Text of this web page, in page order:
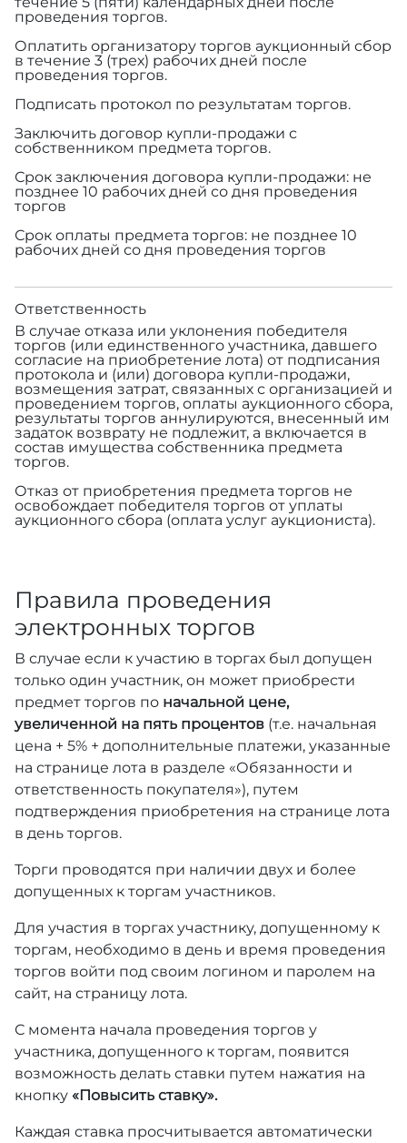
проведения торгов.
Оплатить организатору торгов аукционный сбор
в течение 3 (трех) рабочих дней после
проведения торгов.
Подписать протокол по результатам торгов.
Заключить договор купли-продажи с
собственником предмета торгов.
Срок заключения договора купли-продажи: не
позднее 10 рабочих дней со дня проведения
торгов
Срок оплаты предмета торгов: не позднее 10
рабочих дней со дня проведения торгов
Ответственность
В случае отказа или уклонения победителя
торгов (или единственного участника, давшего
согласие на приобретение лота) от подписания
протокола и (или) договора купли-продажи,
возмещения затрат, связанных с организацией и
проведением торгов, оплаты аукционного сбора,
результаты торгов аннулируются, внесенный им
задаток возврату не подлежит, а включается в
состав имущества собственника предмета
торгов.
Отказ от приобретения предмета торгов не
освобождает победителя торгов от уплаты
аукционного сбора (оплата услуг аукциониста).
Правила проведения
электронных торгов
В случае если к участию в торгах был допущен
только один участник, он может приобрести
предмет торгов по начальной цене,
увеличенной на пять процентов (т.е. начальная
цена + 5% + дополнительные платежи, указанные
на странице лота в разделе «Обязанности и
ответственность покупателя»), путем
подтверждения приобретения на странице лота
в день торгов.
Торги проводятся при наличии двух и более
допущенных к торгам участников.
Для участия в торгах участнику, допущенному к
торгам, необходимо в день и время проведения
торгов войти под своим логином и паролем на
сайт, на страницу лота.
С момента начала проведения торгов у
участника, допущенного к торгам, появится
возможность делать ставки путем нажатия на
кнопку «Повысить ставку».
Каждая ставка просчитывается автоматически